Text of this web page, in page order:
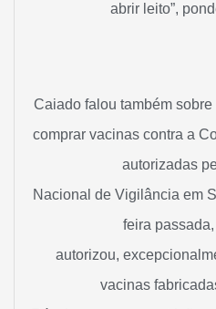
abrir leito”,
Caiado falou também
comprar vacinas contra a
autorizadas
Nacional de Vigilância em
feira
autorizou,
vacinas